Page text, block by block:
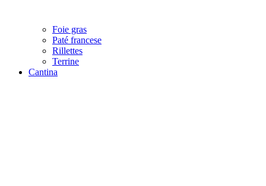
Foie gras
Paté francese
Rillettes
Terrine
Cantina